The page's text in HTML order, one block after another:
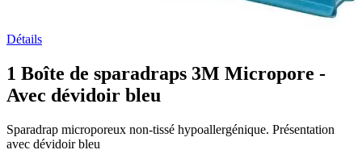
Détails
1 Boîte de sparadraps 3M Micropore -
Avec dévidoir bleu
Sparadrap microporeux non-tissé hypoallergénique. Présentation
avec dévidoir bleu